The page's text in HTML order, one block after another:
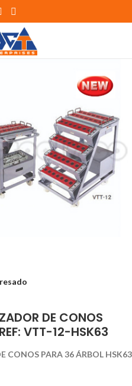
DE CONOS
VTT-12-HSK63
CONOS PARA 36 ÁRBOL HSK63